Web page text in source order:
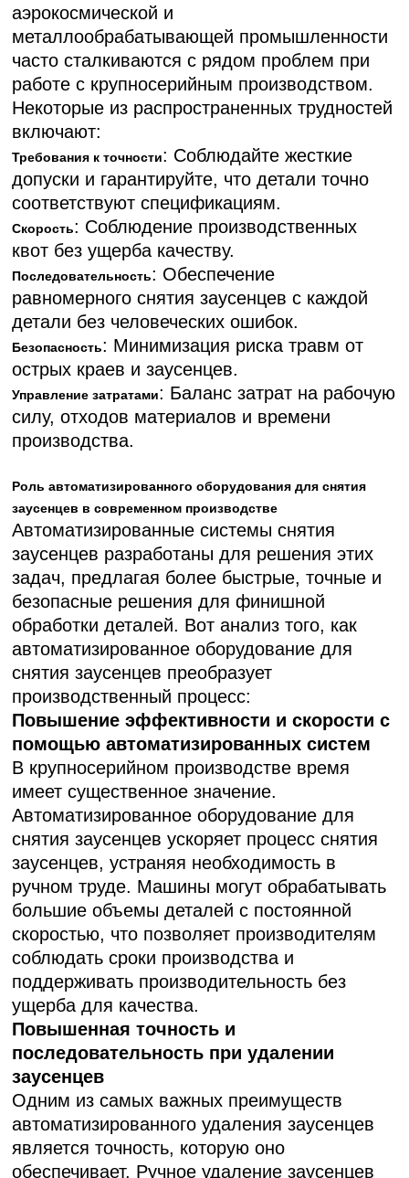
аэрокосмической и
металлообрабатывающей промышленности
часто сталкиваются с рядом проблем при
работе с крупносерийным производством.
Некоторые из распространенных трудностей
включают:
Требования к точности: Соблюдайте жесткие
допуски и гарантируйте, что детали точно
соответствуют спецификациям.
Скорость: Соблюдение производственных
квот без ущерба качеству.
Последовательность: Обеспечение
равномерного снятия заусенцев с каждой
детали без человеческих ошибок.
Безопасность: Минимизация риска травм от
острых краев и заусенцев.
Управление затратами: Баланс затрат на рабочую
силу, отходов материалов и времени
производства.
Роль автоматизированного оборудования для снятия
заусенцев в современном производстве
Автоматизированные системы снятия
заусенцев разработаны для решения этих
задач, предлагая более быстрые, точные и
безопасные решения для финишной
обработки деталей. Вот анализ того, как
автоматизированное оборудование для
снятия заусенцев преобразует
производственный процесс:
Повышение эффективности и скорости с
помощью автоматизированных систем
В крупносерийном производстве время
имеет существенное значение.
Автоматизированное оборудование для
снятия заусенцев ускоряет процесс снятия
заусенцев, устраняя необходимость в
ручном труде. Машины могут обрабатывать
большие объемы деталей с постоянной
скоростью, что позволяет производителям
соблюдать сроки производства и
поддерживать производительность без
ущерба для качества.
Повышенная точность и
последовательность при удалении
заусенцев
Одним из самых важных преимуществ
автоматизированного удаления заусенцев
является точность, которую оно
обеспечивает. Ручное удаление заусенцев